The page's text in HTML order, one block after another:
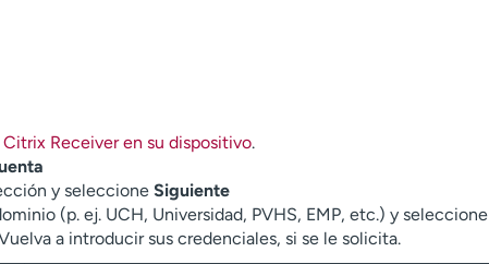
Receiver en su dispositivo.
y seleccione Siguiente
(p. ej. UCH, Universidad, PVHS, EMP, etc.) y seleccione
a introducir sus credenciales, si se le solicita.